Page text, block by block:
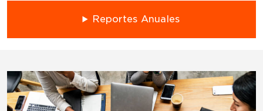
Reportes Anuales